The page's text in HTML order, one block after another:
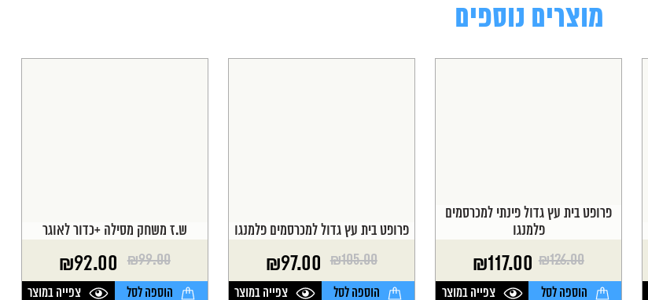
מוצרים נוספים
פרופט בית עץ גדול פינתי למכרסמים
פלמנגו
₪126.00
המחיר
המקורי
₪117.00
המחיר
הנוכחי
הוספה לסל צפייה במוצר
פרופט בית עץ גדול למכרסמים פלמנגו
₪105.00
המחיר
המקורי
₪97.00
המחיר
הנוכחי
הוספה לסל צפייה במוצר
ש.ז משחק מסילה +כדור לאוגר
₪99.00
המחיר
המקורי
₪92.00
המחיר
הנוכחי
הוספה לסל צפייה במוצר